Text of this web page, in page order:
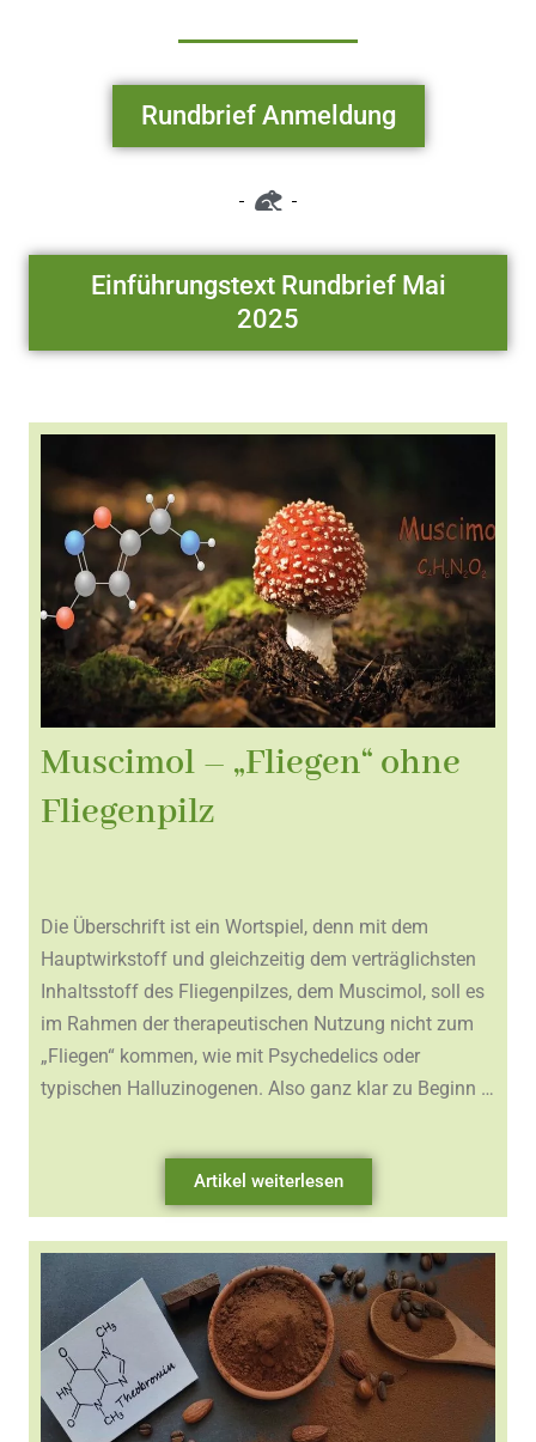
Rundbrief Anmeldung
Einführungstext Rundbrief Mai
2025
Muscimol – „Fliegen“ ohne
Fliegenpilz
Die Überschrift ist ein Wortspiel, denn mit dem
Hauptwirkstoff und gleichzeitig dem verträglichsten
Inhaltsstoff des Fliegenpilzes, dem Muscimol, soll es
im Rahmen der therapeutischen Nutzung nicht zum
„Fliegen“ kommen, wie mit Psychedelics oder
typischen Halluzinogenen. Also ganz klar zu Beginn …
Artikel weiterlesen